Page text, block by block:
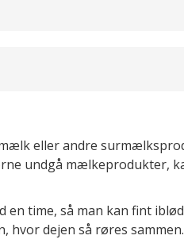
eller andre
undgå mælkeprodukter,
en time, så man kan fint
hvor dejen så røres sammen.